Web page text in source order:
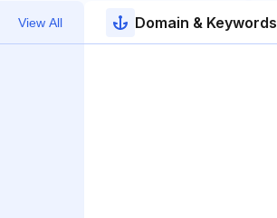
View All Domain & Keywords